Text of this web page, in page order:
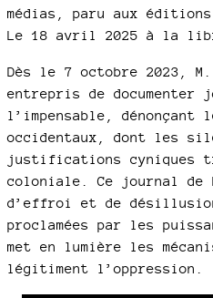
médias, paru aux
Le 18 avril 2025 à la
Dès le 7 octobre 2023,
entrepris de documenter
l’impensable, dénonçant
occidentaux, dont les
justifications cyniques
coloniale. Ce journal de
d’effroi et de
proclamées par les
met en lumière les
légitiment l’oppression.